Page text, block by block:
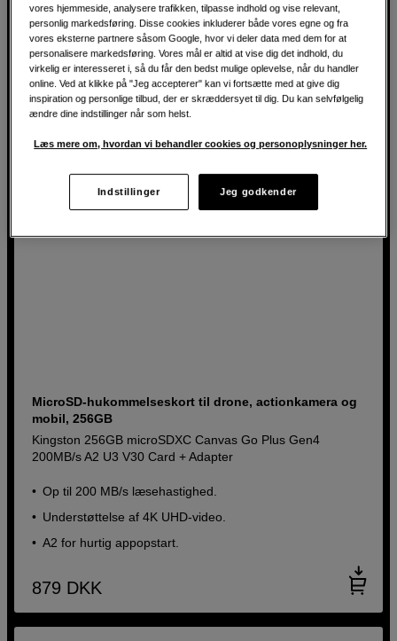
Vandtæt, stød- og røntgenbestandig.
V30-klassificeret.
599 DKK
MicroSD-hukommelseskort til drone, actionkamera og
mobil, 256GB
Kingston 256GB microSDXC Canvas Go Plus Gen4
200MB/s A2 U3 V30 Card + Adapter
Op til 200 MB/s læsehastighed.
Understøttelse af 4K UHD-video.
A2 for hurtig appopstart.
879 DKK
vores hjemmeside, analysere trafikken, tilpasse indhold og vise relevant,
personlig markedsføring. Disse cookies inkluderer både vores egne og fra
vores eksterne partnere såsom Google, hvor vi deler data med dem for at
personalisere markedsføring. Vores mål er altid at vise dig det indhold, du
virkelig er interesseret i, så du får den bedst mulige oplevelse, når du handler
online. Ved at klikke på "Jeg accepterer" kan vi fortsætte med at give dig
inspiration og personlige tilbud, der er skræddersyet til dig. Du kan selvfølgelig
ændre dine indstillinger når som helst.
Læs mere om, hvordan vi behandler cookies og personoplysninger her.
Indstillinger Jeg godkender